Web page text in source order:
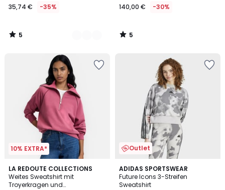
35,74 € -35%
5
/
140,00 € -30%
5
/
10% EXTRA*
LA REDOUTE COLLECTIONS
Weites Sweatshirt mit
Troyerkragen und
Outlet
ADIDAS SPORTSWEAR
Future Icons 3-Streifen
Sweatshirt
4,8
/ 5